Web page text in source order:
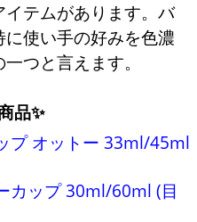
テムがあります。バ
使い手の好みを色濃
つと言えます。
品✨
プ オットー 33ml/45ml
カップ 30ml/60ml (目